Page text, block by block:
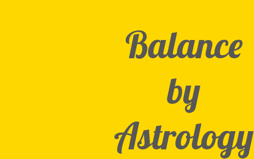
Balance
by
Astrology